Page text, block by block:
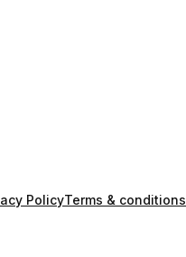
PolicyTerms & conditions